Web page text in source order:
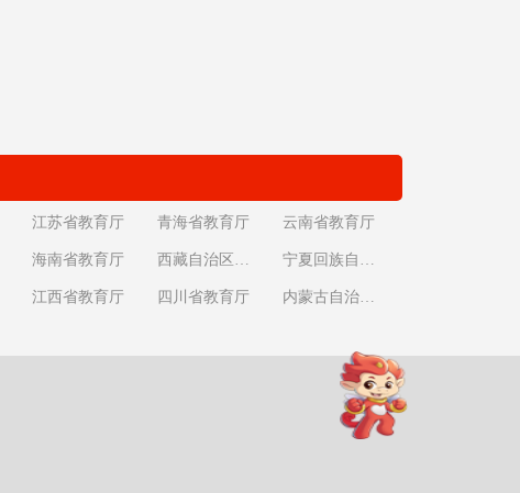
江苏省教育厅 青海省教育厅 云南省教育厅
海南省教育厅 西藏自治区教育厅 宁夏回族自治区教育厅
江西省教育厅 四川省教育厅 内蒙古自治区教育厅